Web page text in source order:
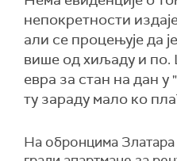
непокретности
али се процењује да
више од хиљаду и по.
евра за стан на дан
ту зараду мало ко
На обронцима